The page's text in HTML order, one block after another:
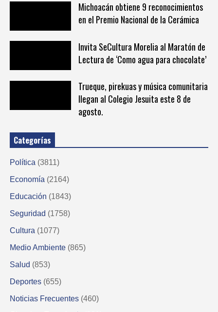
Michoacán obtiene 9 reconocimientos
en el Premio Nacional de la Cerámica
Invita SeCultura Morelia al Maratón de
Lectura de ‘Como agua para chocolate’
Trueque, pirekuas y música comunitaria
llegan al Colegio Jesuita este 8 de
agosto.
Categorías
Política (3811)
Economía (2164)
Educación (1843)
Seguridad (1758)
Cultura (1077)
Medio Ambiente (865)
Salud (853)
Deportes (655)
Noticias Frecuentes (460)